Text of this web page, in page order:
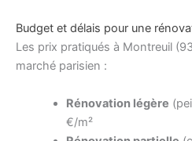
Budget et délais pour une
Les prix pratiqués à Montreuil
marché parisien :
Rénovation légère
€/m²